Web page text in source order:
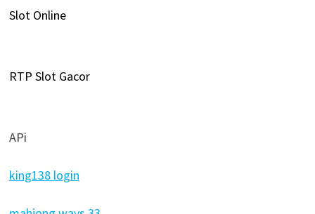
Slot Online
RTP Slot Gacor
APi
king138 login